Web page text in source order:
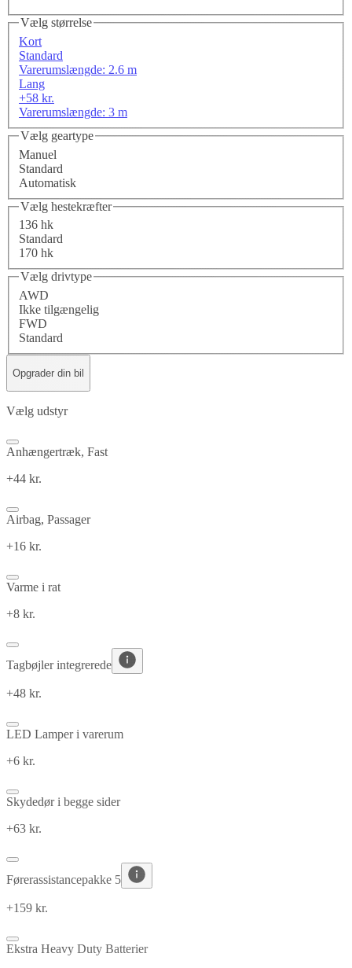
Vælg størrelse
Kort
Standard
Varerumslængde: 2.6 m
Lang
+58 kr.
Varerumslængde: 3 m
Vælg geartype
Manuel
Standard
Automatisk
Vælg hestekræfter
136 hk
Standard
170 hk
Vælg drivtype
AWD
Ikke tilgængelig
FWD
Standard
Opgrader din bil
Vælg udstyr
Anhængertræk, Fast
+44 kr.
Airbag, Passager
+16 kr.
Varme i rat
+8 kr.
Tagbøjler integrerede
+48 kr.
LED Lamper i varerum
+6 kr.
Skydedør i begge sider
+63 kr.
Førerassistancepakke 5
+159 kr.
Ekstra Heavy Duty Batterier